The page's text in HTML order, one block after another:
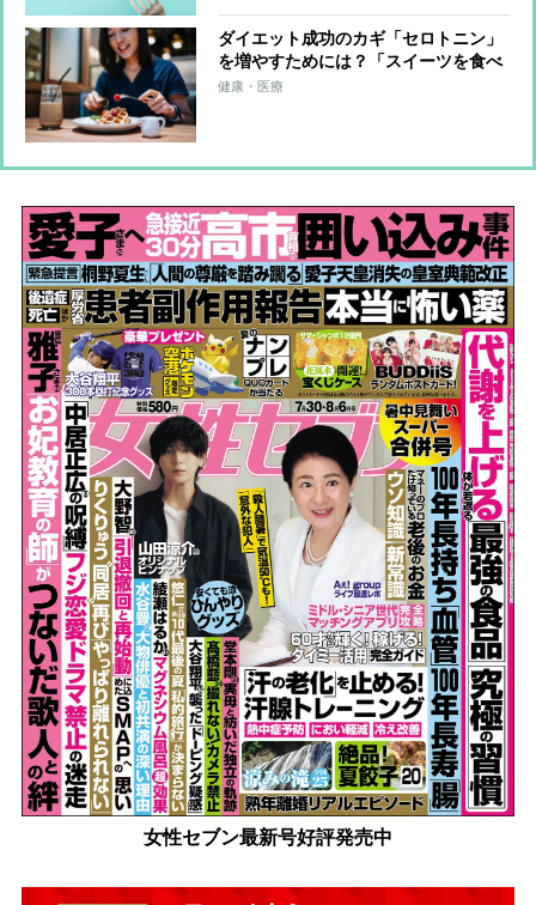
ダイエット成功のカギ「セロトニン」
を増やすためには？「スイーツを食べ
る」「噛む」「泣く」など7つの方法
健康・医療
女性セブン最新号好評発売中